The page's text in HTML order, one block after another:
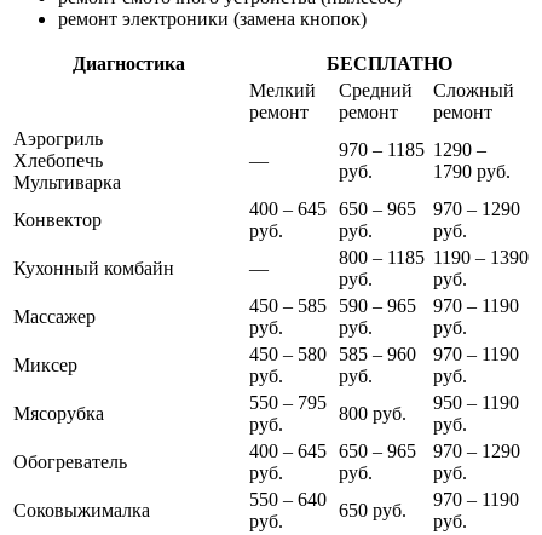
ремонт электроники (замена кнопок)
Диагностика
БЕСПЛАТНО
Мелкий
ремонт
Средний
ремонт
Сложный
ремонт
Аэрогриль
Хлебопечь
Мультиварка
—
970 – 1185
руб.
1290 –
1790 руб.
Конвектор
400 – 645
руб.
650 – 965
руб.
970 – 1290
руб.
Кухонный комбайн
—
800 – 1185
руб.
1190 – 1390
руб.
Массажер
450 – 585
руб.
590 – 965
руб.
970 – 1190
руб.
Миксер
450 – 580
руб.
585 – 960
руб.
970 – 1190
руб.
Мясорубка
550 – 795
руб.
800 руб.
950 – 1190
руб.
Обогреватель
400 – 645
руб.
650 – 965
руб.
970 – 1290
руб.
Соковыжималка
550 – 640
руб.
650 руб.
970 – 1190
руб.